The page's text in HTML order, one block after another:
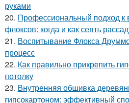
руками
20. Профессиональный подход
флоксов: когда и как сеять
21. Воспитывание Флокса
процесс
22. Как правильно прикрепить
потолку
23. Внутренняя обшивка
гипсокартоном: эффективный